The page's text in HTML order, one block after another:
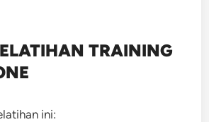
TRAINING
ini: